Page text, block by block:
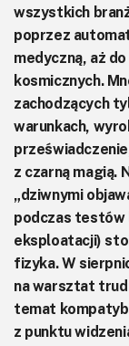
wszystkich
poprzez
medyczną, aż
kosmicznych.
zachodzących
warunkach,
z czarną magią.
„dziwnymi
podczas testów
eksploatacji)
fizyka. W
na warsztat
temat
z punktu